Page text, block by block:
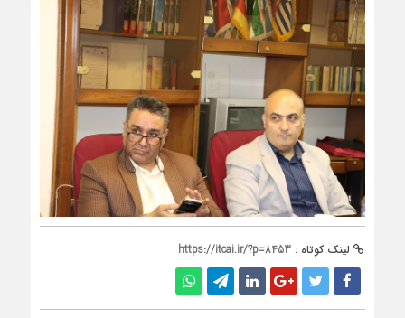
لینک کوتاه : https://itcai.ir/?p=8453